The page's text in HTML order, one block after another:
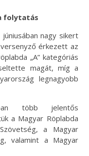
folytatás
nagy sikert
érkezett az
„A” kategóriás
magát, míg a
legnagyobb
több jelentős
a Magyar Röplabda
a Magyar
valamint a Magyar